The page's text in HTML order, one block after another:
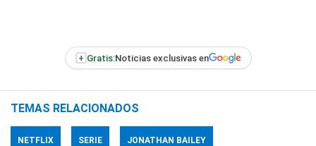
+ Gratis:Noticias exclusivas en
TEMAS RELACIONADOS
NETFLIX SERIE JONATHAN BAILEY